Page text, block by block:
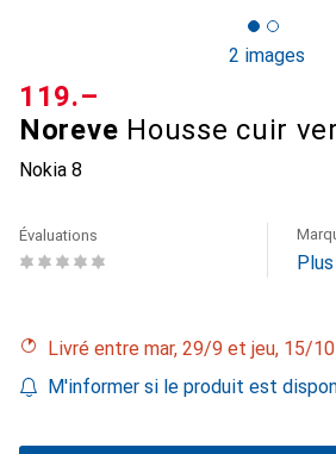
2 images
Noreve Housse cuir
Nokia 8
CHF
119.–
Évaluations
Livré entre mar, 29/9 et jeu, 15/10
M'informer si le produit est